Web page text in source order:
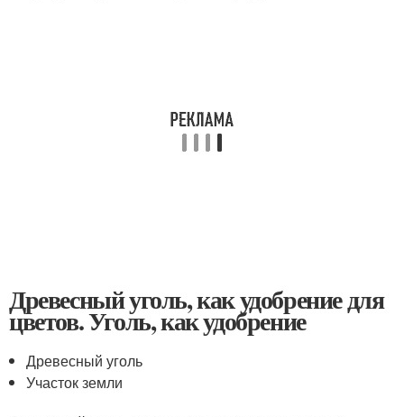
Древесный уголь, как удобрение для
цветов. Уголь, как удобрение
Древесный уголь
Участок земли